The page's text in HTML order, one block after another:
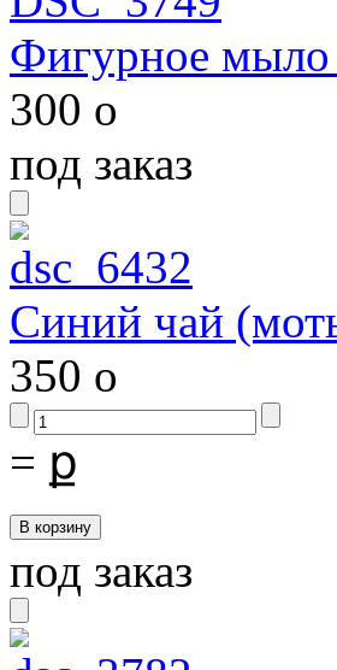
Фигурное мыло
300 o
под заказ
Синий чай
350 o
= ք
под заказ